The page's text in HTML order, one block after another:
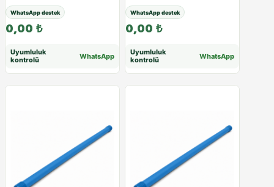
WhatsApp destek
0,00 ₺
Uyumluluk
kontrolü
WhatsApp
WhatsApp destek
0,00 ₺
Uyumluluk
kontrolü
WhatsApp